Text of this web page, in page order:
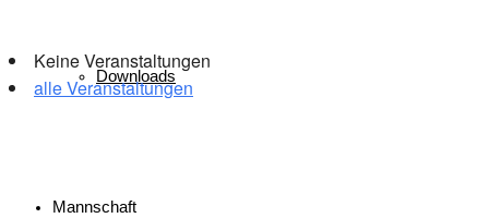
Downloads
Mannschaft
Keine Veranstaltungen
alle Veranstaltungen